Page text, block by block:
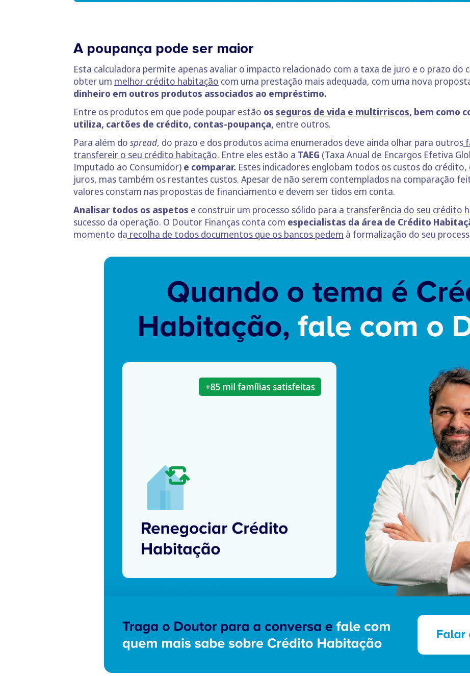
A poupança pode ser maior
Esta calculadora permite apenas avaliar o impacto relacionado com a taxa de juro e o prazo
obter um melhor crédito habitação com uma prestação mais adequada, com uma nova
dinheiro em outros produtos associados ao empréstimo.
Entre os produtos em que pode poupar estão os seguros de vida e multirriscos, bem como
utiliza, cartões de crédito, contas-poupança, entre outros.
Para além do spread, do prazo e dos produtos acima enumerados deve ainda olhar para outros
transfereir o seu crédito habitação. Entre eles estão a TAEG (Taxa Anual de Encargos Efetiva
Imputado ao Consumidor) e comparar. Estes indicadores englobam todos os custos do
juros, mas também os restantes custos. Apesar de não serem contemplados na comparação
valores constam nas propostas de financiamento e devem ser tidos em conta.
Analisar todos os aspetos e construir um processo sólido para a transferência do seu crédito
sucesso da operação. O Doutor Finanças conta com especialistas da área de Crédito
momento da recolha de todos documentos que os bancos pedem à formalização do seu